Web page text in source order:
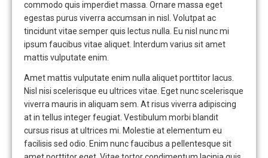
commodo quis imperdiet massa. Ornare massa eget
egestas purus viverra accumsan in nisl. Volutpat ac
tincidunt vitae semper quis lectus nulla. Eu nisl nunc mi
ipsum faucibus vitae aliquet. Interdum varius sit amet
mattis vulputate enim.
Amet mattis vulputate enim nulla aliquet porttitor lacus.
Nisl nisi scelerisque eu ultrices vitae. Eget nunc scelerisque
viverra mauris in aliquam sem. At risus viverra adipiscing
at in tellus integer feugiat. Vestibulum morbi blandit
cursus risus at ultrices mi. Molestie at elementum eu
facilisis sed odio. Enim nunc faucibus a pellentesque sit